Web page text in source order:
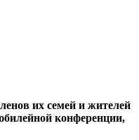
их семей и жителей
конференции,